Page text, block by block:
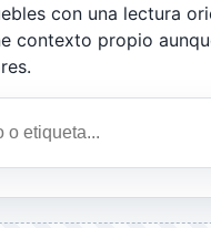
con una lectura
contexto propio